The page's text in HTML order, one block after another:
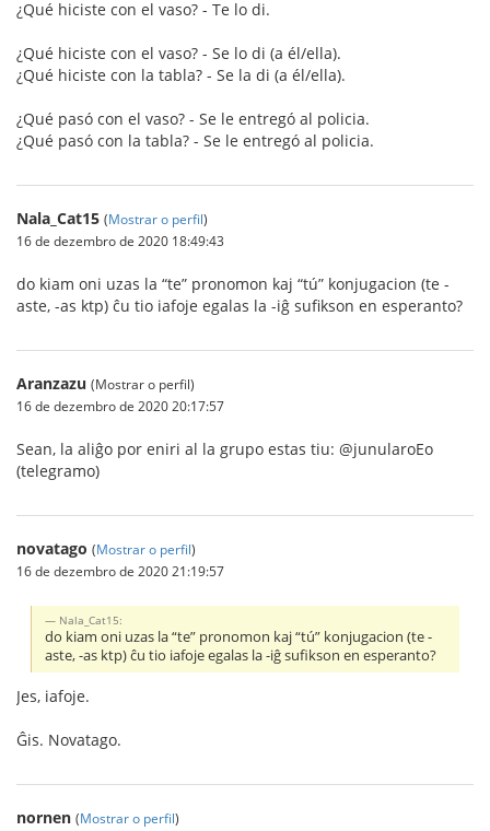
¿Qué hiciste con el vaso? - Te lo di.
¿Qué hiciste con el vaso? - Se lo di (a él/ella).
¿Qué hiciste con la tabla? - Se la di (a él/ella).
¿Qué pasó con el vaso? - Se le entregó al policia.
¿Qué pasó con la tabla? - Se le entregó al policia.
Nala_Cat15 (Mostrar o perfil)
16 de dezembro de 2020 18:49:43
do kiam oni uzas la “te” pronomon kaj “tú” konjugacion (te -
aste, -as ktp) ĉu tio iafoje egalas la -iĝ sufikson en esperanto?
Aranzazu (Mostrar o perfil)
16 de dezembro de 2020 20:17:57
Sean, la aliĝo por eniri al la grupo estas tiu: @junularoEo
(telegramo)
novatago (Mostrar o perfil)
16 de dezembro de 2020 21:19:57
Nala_Cat15:
do kiam oni uzas la “te” pronomon kaj “tú” konjugacion (te -
aste, -as ktp) ĉu tio iafoje egalas la -iĝ sufikson en esperanto?
Jes, iafoje.
Ĝis. Novatago.
nornen (Mostrar o perfil)